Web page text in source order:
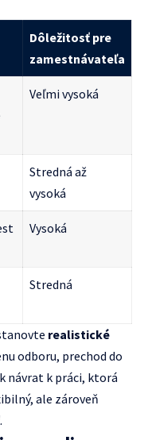
Dôležitosť pre
zamestnávateľa
Veľmi vysoká
Stredná až
vysoká
Vysoká
Stredná
realistické
odboru, prechod do
návrat k práci, ktorá
ale zároveň